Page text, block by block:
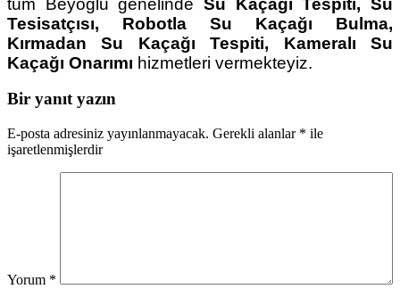
Tesisatçısı, Robotla Su Kaçağı Bulma,
Kırmadan Su Kaçağı Tespiti, Kameralı Su
Kaçağı Onarımı hizmetleri vermekteyiz.
Bir yanıt yazın
E-posta adresiniz yayınlanmayacak. Gerekli alanlar * ile
işaretlenmişlerdir
Yorum *